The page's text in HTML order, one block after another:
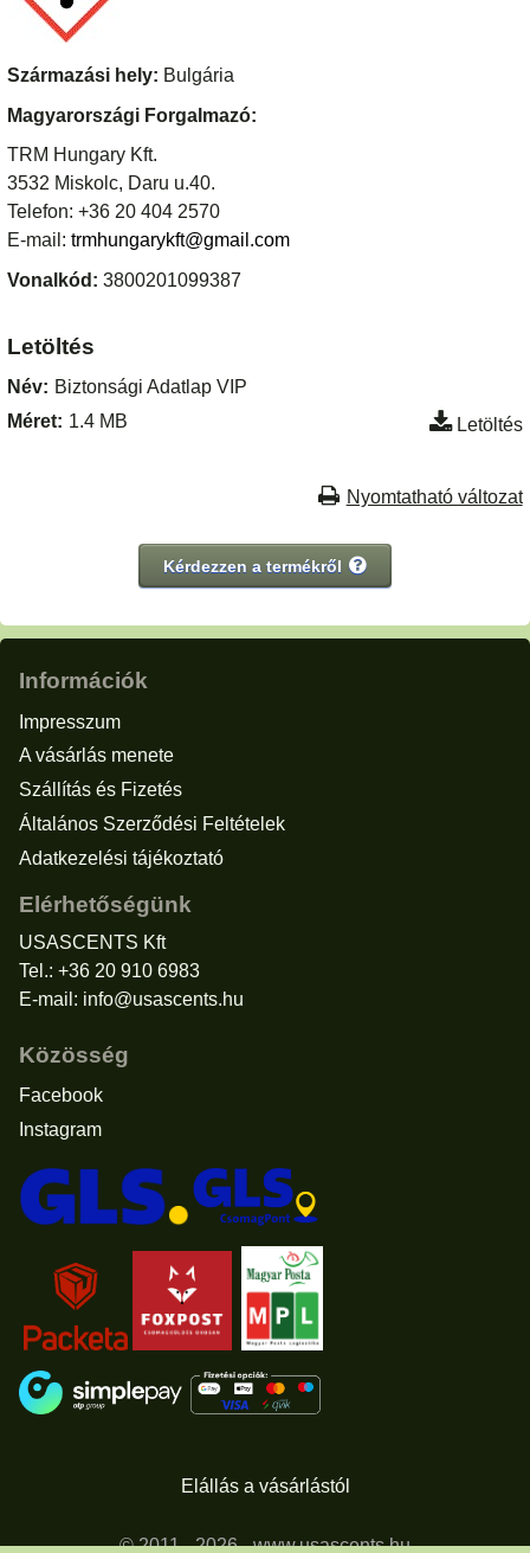
Származási hely: Bulgária
Magyarországi Forgalmazó:
TRM Hungary Kft.
3532 Miskolc, Daru u.40.
Telefon: +36 20 404 2570
E-mail:trmhungarykft@gmail.com
Vonalkód: 3800201099387
Letöltés
Név: Biztonsági Adatlap VIP
Méret: 1.4 MB Letöltés
Nyomtatható változat
Kérdezzen a termékről
Információk
Impresszum
A vásárlás menete
Szállítás és Fizetés
Általános Szerződési Feltételek
Adatkezelési tájékoztató
Elérhetőségünk
USASCENTS Kft
Tel.: +36 20 910 6983
E-mail: info@usascents.hu
Közösség
Facebook
Instagram
Elállás a vásárlástól
© 2011 - 2026 -www.usascents.hu